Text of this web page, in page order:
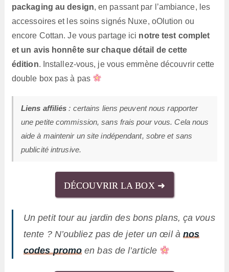
packaging au design, en passant par l’ambiance, les
accessoires et les soins signés Nuxe, oOlution ou
encore Cottan. Je vous partage ici notre test complet
et un avis honnête sur chaque détail de cette
édition. Installez-vous, je vous emmène découvrir cette
double box pas à pas
Liens affiliés : certains liens peuvent nous rapporter
une petite commission, sans frais pour vous. Cela nous
aide à maintenir un site indépendant, sobre et sans
publicité intrusive.
DÉCOUVRIR LA BOX ➜
Un petit tour au jardin des bons plans, ça vous
tente ? N’oubliez pas de jeter un œil à nos
codes promo en bas de l’article